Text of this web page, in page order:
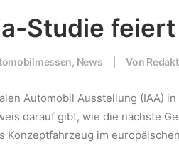
Studie
, News Von
Automobil Ausstellung (IAA)
darauf gibt, wie die nächste
Konzeptfahrzeug im